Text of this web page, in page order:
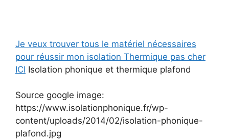
Je veux trouver tous le matériel nécessaires
pour réussir mon isolation Thermique pas cher
ICI Isolation phonique et thermique plafond
Source google image:
https://www.isolationphonique.fr/wp-
content/uploads/2014/02/isolation-phonique-
plafond.jpg